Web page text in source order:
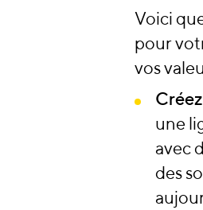
Voici
pour
vos
une
avec
des